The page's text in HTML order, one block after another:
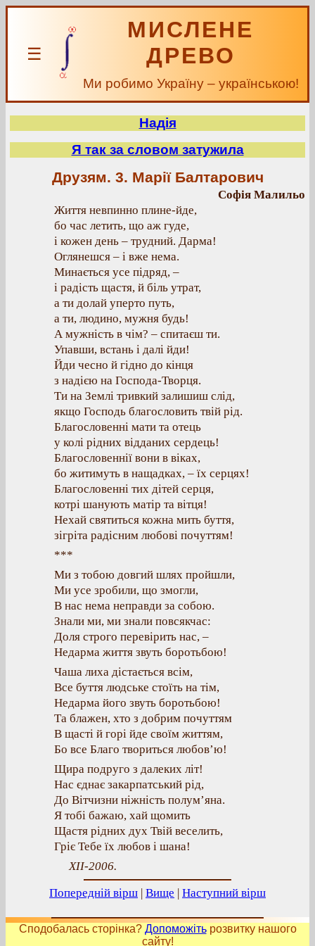
☰
МИСЛЕНЕ
ДРЕВО
Ми робимо Україну – українською!
Надія
Я так за словом затужила
Друзям. 3. Марії Балтарович
Софія Малильо
Життя невпинно плине-йде,
бо час летить, що аж гуде,
і кожен день – трудний. Дарма!
Оглянешся – і вже нема.
Минається усе підряд, –
і радість щастя, й біль утрат,
а ти долай уперто путь,
а ти, людино, мужня будь!
А мужність в чім? – спитаєш ти.
Упавши, встань і далі йди!
Йди чесно й гідно до кінця
з надією на Господа-Творця.
Ти на Землі тривкий залишиш слід,
якщо Господь благословить твій рід.
Благословенні мати та отець
у колі рідних відданих сердець!
Благословеннії вони в віках,
бо житимуть в нащадках, – їх серцях!
Благословенні тих дітей серця,
котрі шанують матір та вітця!
Нехай святиться кожна мить буття,
зігріта радісним любові почуттям!
***
Ми з тобою довгий шлях пройшли,
Ми усе зробили, що змогли,
В нас нема неправди за собою.
Знали ми, ми знали повсякчас:
Доля строго перевірить нас, –
Недарма життя звуть боротьбою!
Чаша лиха дістається всім,
Все буття людське стоїть на тім,
Недарма його звуть боротьбою!
Та блажен, хто з добрим почуттям
В щасті й горі йде своїм життям,
Бо все Благо твориться любов’ю!
Щира подруго з далеких літ!
Нас єднає закарпатський рід,
До Вітчизни ніжність полум’яна.
Я тобі бажаю, хай щомить
Щастя рідних дух Твій веселить,
Гріє Тебе їх любов і шана!
XII-2006.
Попередній вірш | Вище | Наступний вірш
Сподобалась сторінка? Допоможітьрозвитку нашого
сайту!